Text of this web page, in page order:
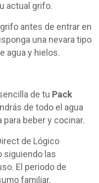
actual grifo.
antes de entrar en
una nevara tipo
agua y hielos.
de tu Pack
de todo el agua
beber y cocinar.
de Lógico
siguiendo las
El periodo de
familiar.